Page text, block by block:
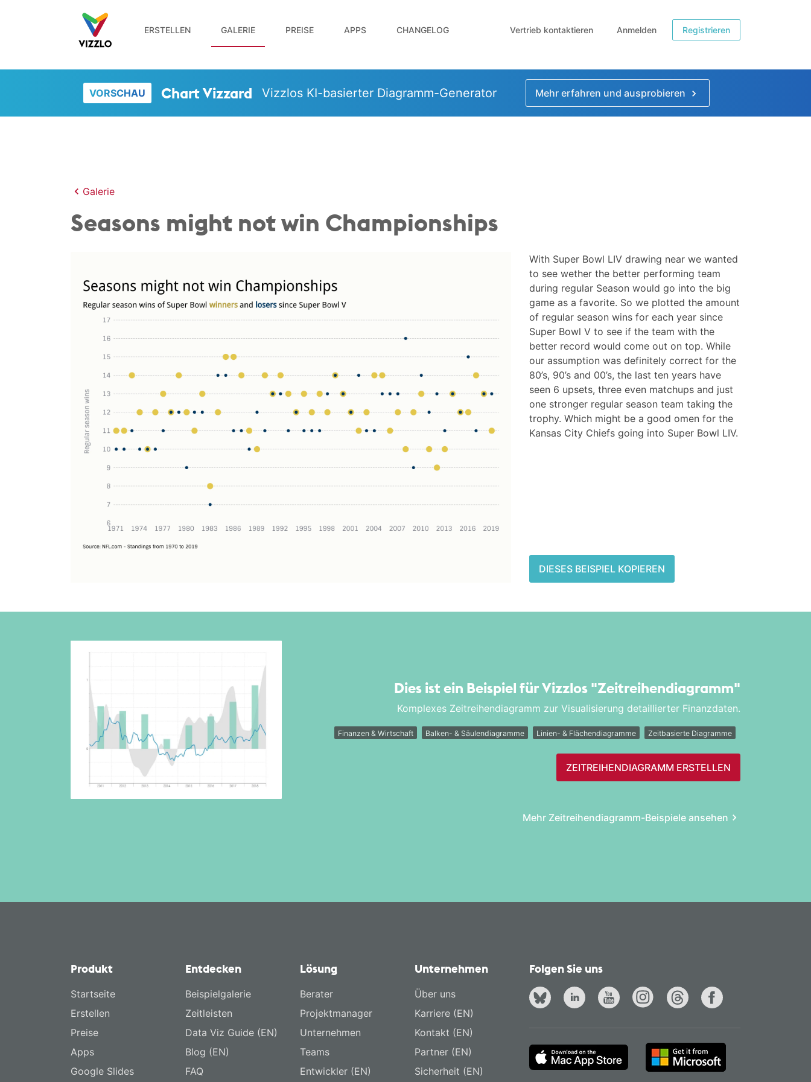
ERSTELLEN GALERIE PREISE APPS CHANGELOG Vertrieb kontaktieren Anmelden Registrieren
VORSCHAU Chart Vizzard Vizzlos KI-basierter Diagramm-Generator Mehr erfahren und ausprobieren
Galerie
Seasons might not win Championships
With Super Bowl LIV drawing near we wanted
to see wether the better performing team
during regular Season would go into the big
game as a favorite. So we plotted the amount
of regular season wins for each year since
Super Bowl V to see if the team with the
better record would come out on top. While
our assumption was definitely correct for the
80’s, 90’s and 00’s, the last ten years have
seen 6 upsets, three even matchups and just
one stronger regular season team taking the
trophy. Which might be a good omen for the
Kansas City Chiefs going into Super Bowl LIV.
DIESES BEISPIEL KOPIEREN
Dies ist ein Beispiel für Vizzlos "Zeitreihen­diagramm"
Komplexes Zeitreihendiagramm zur Visualisierung detaillierter Finanzdaten.
Finanzen & Wirtschaft Balken- & Säulendiagramme Linien- & Flächendiagramme Zeitbasierte Diagramme
ZEITREIHEN­DIAGRAMM ERSTELLEN
Mehr Zeitreihen­diagramm-Beispiele ansehen
Produkt
Startseite
Erstellen
Preise
Apps
Google Slides
Entdecken
Beispielgalerie
Zeitleisten
Data Viz Guide (EN)
Blog (EN)
FAQ
Lösung
Berater
Projektmanager
Unternehmen
Teams
Entwickler (EN)
Unternehmen
Über uns
Karriere (EN)
Kontakt (EN)
Partner (EN)
Sicherheit (EN)
Folgen Sie uns